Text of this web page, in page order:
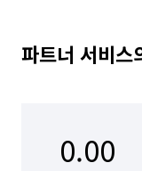
파트너 서비스
0.00